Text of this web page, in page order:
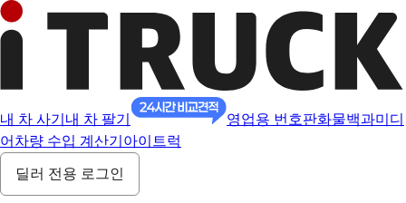
내 차 사기 내 차 팔기 영업용 번호판화물백과미디
어 차량 수입 계산기 아이트럭
딜러 전용 로그인